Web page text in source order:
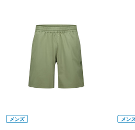
メンズ メン